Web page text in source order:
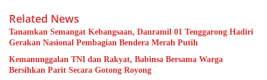
Related News
Tanamkan Semangat Kebangsaan, Danramil 01 Tenggarong Hadiri
Gerakan Nasional Pembagian Bendera Merah Putih
Kemanunggalan TNI dan Rakyat, Babinsa Bersama Warga
Bersihkan Parit Secara Gotong Royong